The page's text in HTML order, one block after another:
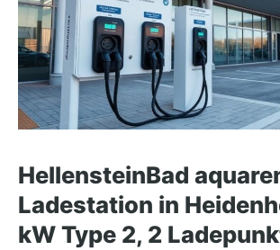
HellensteinBad
Ladestation in
kW Type 2, 2